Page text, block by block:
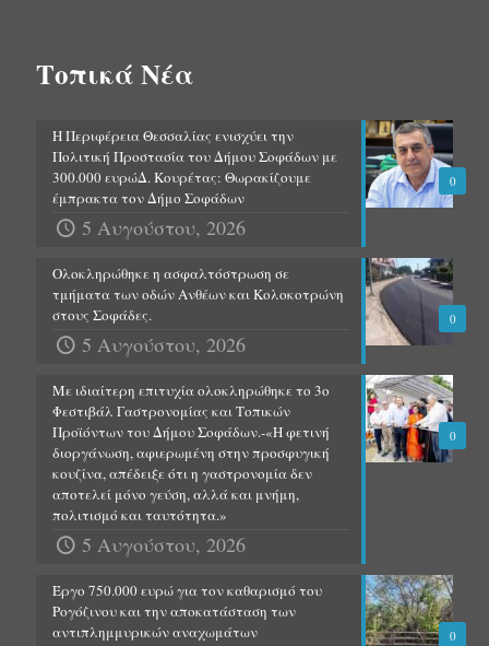
Τοπικά Νέα
0
Η Περιφέρεια Θεσσαλίας ενισχύει την
Πολιτική Προστασία του Δήμου Σοφάδων με
300.000 ευρώΔ. Κουρέτας: Θωρακίζουμε
έμπρακτα τον Δήμο Σοφάδων
5 Αυγούστου, 2026
0
Ολοκληρώθηκε η ασφαλτόστρωση σε
τμήματα των οδών Ανθέων και Κολοκοτρώνη
στους Σοφάδες.
5 Αυγούστου, 2026
0
Με ιδιαίτερη επιτυχία ολοκληρώθηκε το 3ο
Φεστιβάλ Γαστρονομίας και Τοπικών
Προϊόντων του Δήμου Σοφάδων.-«Η φετινή
διοργάνωση, αφιερωμένη στην προσφυγική
κουζίνα, απέδειξε ότι η γαστρονομία δεν
αποτελεί μόνο γεύση, αλλά και μνήμη,
πολιτισμό και ταυτότητα.»
5 Αυγούστου, 2026
0
Έργο 750.000 ευρώ για τον καθαρισμό του
Ρογόζινου και την αποκατάσταση των
αντιπλημμυρικών αναχωμάτων